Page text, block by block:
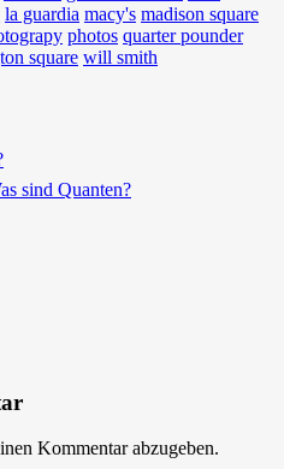
la guardia macy's madison square
photos quarter pounder
square will smith
sind Quanten?
Kommentar abzugeben.